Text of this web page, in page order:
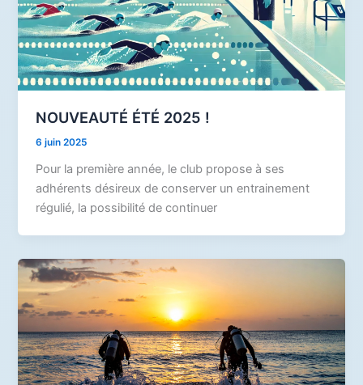
NOUVEAUTÉ ÉTÉ 2025 !
6 juin 2025
Pour la première année, le club propose à ses
adhérents désireux de conserver un entrainement
régulié, la possibilité de continuer